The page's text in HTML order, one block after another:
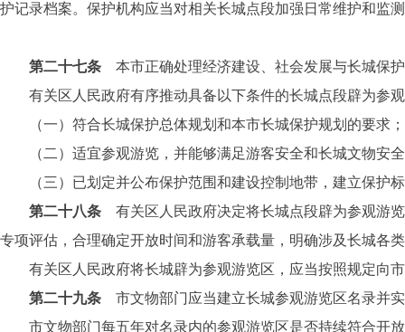
护记录档案。保护机构应当对相关长城点段加强日常维护和监
第二十七条 本市正确处理经济建设、社会发展与长城保
有关区人民政府有序推动具备以下条件的长城点段辟为参
（一）符合长城保护总体规划和本市长城保护规划的要求；
（二）适宜参观游览，并能够满足游客安全和长城文物安
（三）已划定并公布保护范围和建设控制地带，建立保护
第二十八条 有关区人民政府决定将长城点段辟为参观游
专项评估，合理确定开放时间和游客承载量，明确涉及长城各
有关区人民政府将长城辟为参观游览区，应当按照规定向市
第二十九条 市文物部门应当建立长城参观游览区名录并
市文物部门每五年对名录内的参观游览区是否持续符合开放